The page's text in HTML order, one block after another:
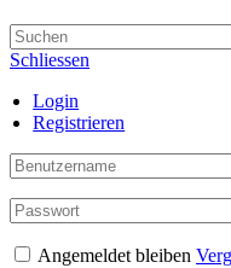
Schliessen
Login
Registrieren
Angemeldet bleiben